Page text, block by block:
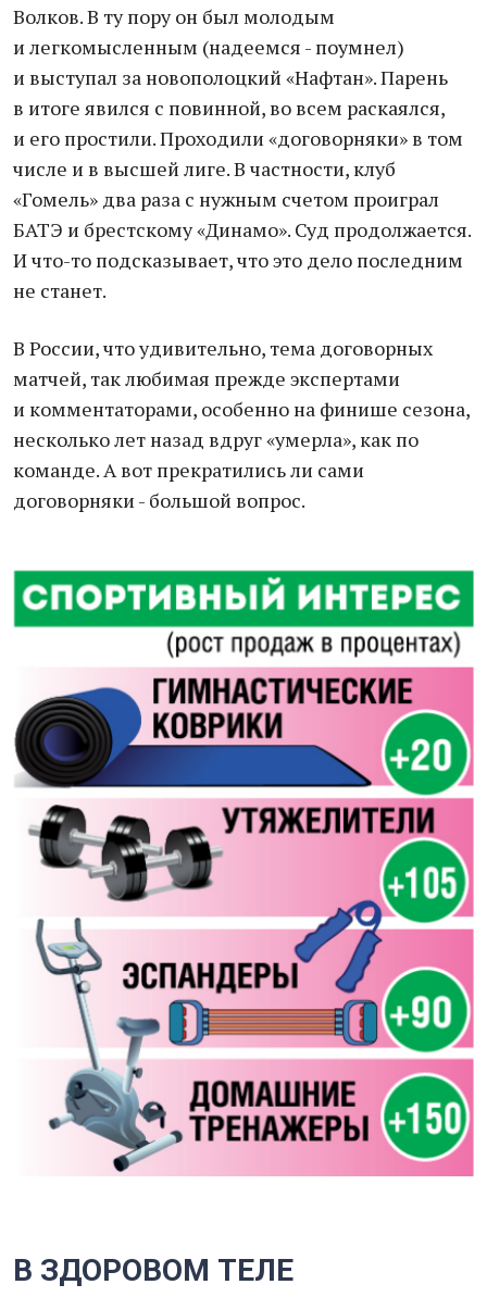
Волков. В ту пору он был молодым
и легкомысленным (надеемся - поумнел)
и выступал за новополоцкий «Нафтан». Парень
в итоге явился с повинной, во всем раскаялся,
и его простили. Проходили «договорняки» в том
числе и в высшей лиге. В частности, клуб
«Гомель» два раза с нужным счетом проиграл
БАТЭ и брестскому «Динамо». Суд продолжается.
И что-то подсказывает, что это дело последним
не станет.
В России, что удивительно, тема договорных
матчей, так любимая прежде экспертами
и комментаторами, особенно на финише сезона,
несколько лет назад вдруг «умерла», как по
команде. А вот прекратились ли сами
договорняки - большой вопрос.
В ЗДОРОВОМ ТЕЛЕ